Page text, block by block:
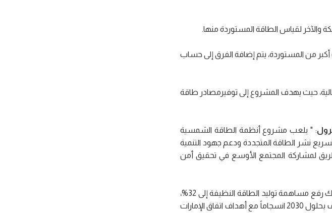
والآخر لقياس الطاقة المستوردة منها.
من المستوردة، يتم إضافة الفرق إلى حساب
حيث يهدف المشروع إلى توفيرمصادر طاقة
ل: " يلعب مشروع أنظمة الطاقة الشمسية
نشر الطاقة المتجددة ودعم جهود التنمية
لمشاركة المجتمع الأوسع في تحقيق أمن
: “ يدعم هذا المشروع الأهداف طويلة الأجل لاستراتيجية الإمارات للطاقة 2050، بما في ذلك رفع مساهمة توليد الطاقة النظيفة إلى 32%،
مما يضمن مضي الدولة على المسار الصحيح للوفاء بالتزامها بمضاعفة مساهمة الطاقة المتجددة 3 أضعاف بحلول 2030 انسجاماً مع أهداف اتفاق الإمارات